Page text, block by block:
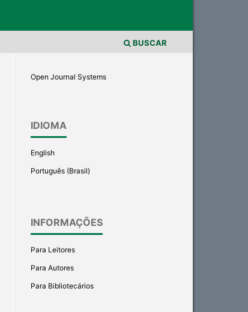
BUSCAR
Open Journal Systems
IDIOMA
English
Português (Brasil)
INFORMAÇÕES
Para Leitores
Para Autores
Para Bibliotecários